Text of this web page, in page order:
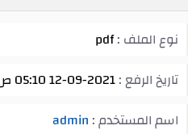
نوع الملف :pdf
تاريخ الرفع :12-09-2021 05:10 ص
اسم المستخدم : admin